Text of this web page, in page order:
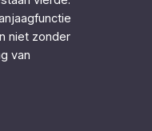
niet zonder
van